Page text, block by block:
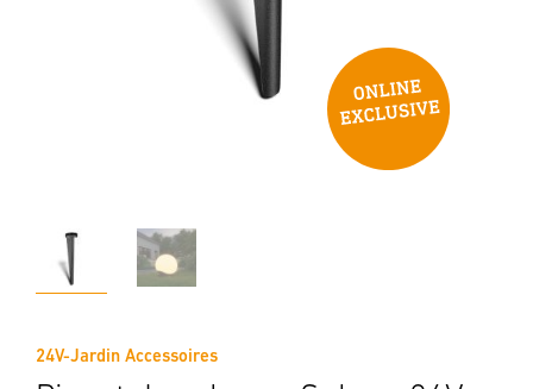
24V-Jardin Accessoires